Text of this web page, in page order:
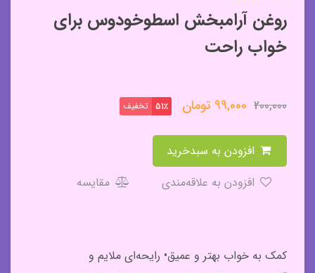
روغن آرامبخش اسطوخودوس برای
خواب راحت
200,000
99,000 تومان 51٪ تخفیف
مقایسه
کمک به خواب بهتر و عمیق• رایحه‌ای ملایم و